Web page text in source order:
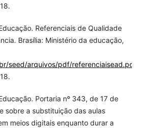
Referenciais de Qualidade
Brasília: Ministério da educação,
seed/arquivos/pdf/referenciaisead.pdf
Portaria nº 343, de 17 de
sobre a substituição das aulas
meios digitais enquanto durar a